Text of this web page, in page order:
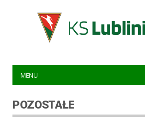
MENU
POZOSTAŁE